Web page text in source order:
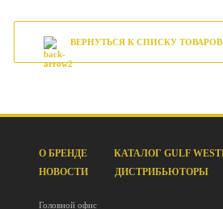
ВЕРНУТЬСЯ К СПИСКУ ТОВАРОВ
О БРЕНДЕ КАТАЛОГ GULF
НОВОСТИ
ДИСТРИБЬЮТОРЫ
Головной офис